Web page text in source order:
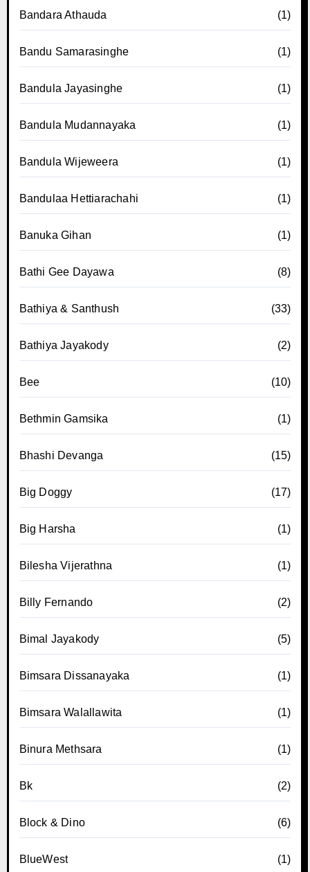
Bandara Athauda (1)
Bandu Samarasinghe (1)
Bandula Jayasinghe (1)
Bandula Mudannayaka (1)
Bandula Wijeweera (1)
Bandulaa Hettiarachahi (1)
Banuka Gihan (1)
Bathi Gee Dayawa (8)
Bathiya & Santhush (33)
Bathiya Jayakody (2)
Bee (10)
Bethmin Gamsika (1)
Bhashi Devanga (15)
Big Doggy (17)
Big Harsha (1)
Bilesha Vijerathna (1)
Billy Fernando (2)
Bimal Jayakody (5)
Bimsara Dissanayaka (1)
Bimsara Walallawita (1)
Binura Methsara (1)
Bk (2)
Block & Dino (6)
BlueWest (1)